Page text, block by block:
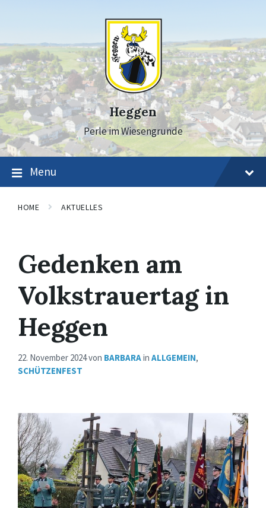
Heggen
Perle im Wiesengrunde
Menu
HOME AKTUELLES
Gedenken am
Volkstrauertag in
Heggen
22. November 2024von BARBARAin ALLGEMEIN,
SCHÜTZENFEST